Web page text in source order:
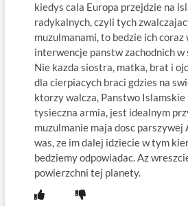
kiedys cala Europa przejdzie na
radykalnych, czyli tych
muzulmanami, to bedzie ich coraz
interwencje panstw zachodnich
Nie kazda siostra, matka, brat i
dla cierpiacych braci gdzies na
ktorzy walcza, Panstwo
tysieczna armia, jest idealnym
muzulmanie maja dosc
was, ze im dalej idziecie w tym
bedziemy odpowiadac. Az
powierzchni tej planety.